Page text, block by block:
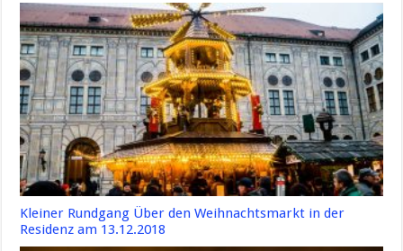
Kleiner Rundgang Über den Weihnachtsmarkt in der
Residenz am 13.12.2018